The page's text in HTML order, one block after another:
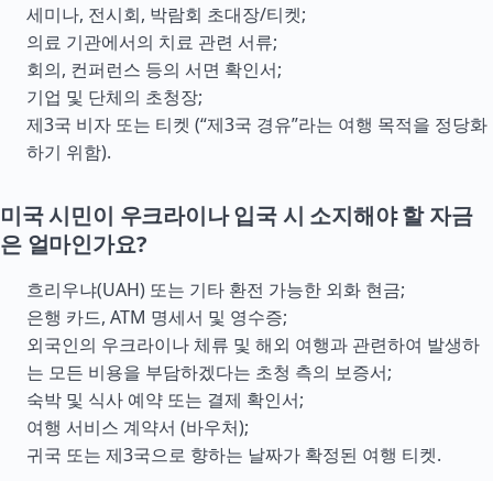
세미나, 전시회, 박람회 초대장/티켓;
의료 기관에서의 치료 관련 서류;
회의, 컨퍼런스 등의 서면 확인서;
기업 및 단체의 초청장;
제3국 비자 또는 티켓 (“제3국 경유”라는 여행 목적을 정당화
하기 위함).
미국 시민이 우크라이나 입국 시 소지해야 할 자금
은 얼마인가요?
흐리우냐(UAH) 또는 기타 환전 가능한 외화 현금;
은행 카드, ATM 명세서 및 영수증;
외국인의 우크라이나 체류 및 해외 여행과 관련하여 발생하
는 모든 비용을 부담하겠다는 초청 측의 보증서;
숙박 및 식사 예약 또는 결제 확인서;
여행 서비스 계약서 (바우처);
귀국 또는 제3국으로 향하는 날짜가 확정된 여행 티켓.